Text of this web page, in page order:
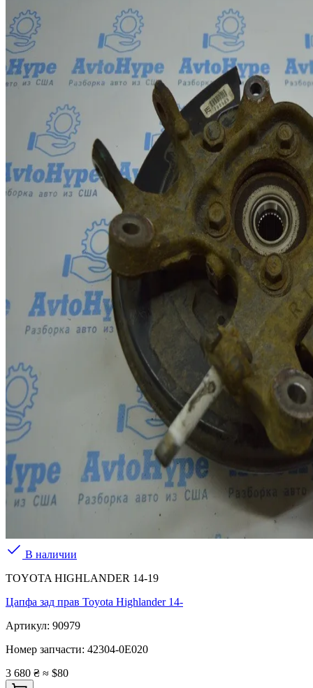
В наличии
TOYOTA HIGHLANDER 14-19
Цапфа зад прав Toyota Highlander 14-
Артикул: 90979
Номер запчасти: 42304-0E020
3 680 ₴ ≈ $80